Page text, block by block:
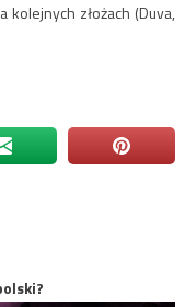
złożach (Duva,